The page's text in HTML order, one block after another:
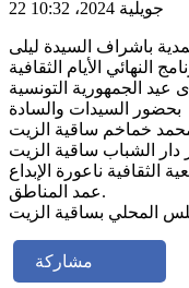
22 جويلية 2024، 10:32
باشراف السيدة ليلى
النهائي الأيام الثقافية
الجمهورية التونسية
بحضور السيدات والسادة
عمد المناطق.
مشاركة